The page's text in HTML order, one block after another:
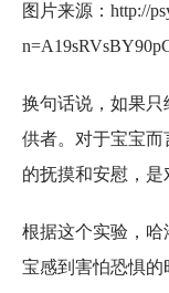
图片来源：http://
换句话说，如果
供者。对于宝宝
的抚摸和安慰，是
根据这个实验，
宝感到害怕恐惧的